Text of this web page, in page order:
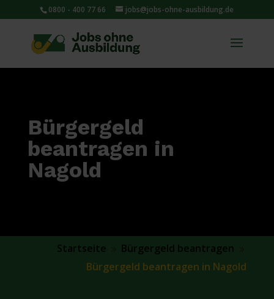
0800 - 400 77 66 jobs@jobs-ohne-ausbildung.de
Bürgergeld
beantragen in
Nagold
Startseite Bürgergeld beantragen
Bürgergeld beantragen in Nagold